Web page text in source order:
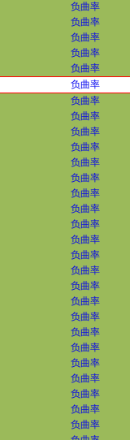
负曲率
负曲率
负曲率
负曲率
负曲率
负曲率
负曲率
负曲率
负曲率
负曲率
负曲率
负曲率
负曲率
负曲率
负曲率
负曲率
负曲率
负曲率
负曲率
负曲率
负曲率
负曲率
负曲率
负曲率
负曲率
负曲率
负曲率
负曲率